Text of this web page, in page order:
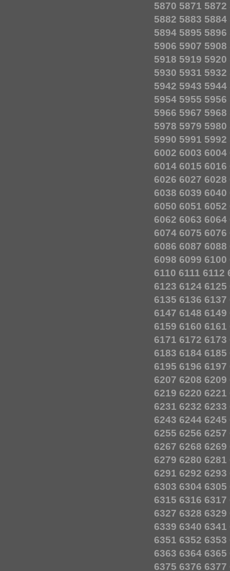
5870 5871 5872
5882 5883 5884
5894 5895 5896
5906 5907 5908
5918 5919 5920
5930 5931 5932
5942 5943 5944
5954 5955 5956
5966 5967 5968
5978 5979 5980
5990 5991 5992
6002 6003 6004
6014 6015 6016
6026 6027 6028
6038 6039 6040
6050 6051 6052
6062 6063 6064
6074 6075 6076
6086 6087 6088
6098 6099 6100
6110 6111 6112
6123 6124 6125
6135 6136 6137
6147 6148 6149
6159 6160 6161
6171 6172 6173
6183 6184 6185
6195 6196 6197
6207 6208 6209
6219 6220 6221
6231 6232 6233
6243 6244 6245
6255 6256 6257
6267 6268 6269
6279 6280 6281
6291 6292 6293
6303 6304 6305
6315 6316 6317
6327 6328 6329
6339 6340 6341
6351 6352 6353
6363 6364 6365
6375 6376 6377